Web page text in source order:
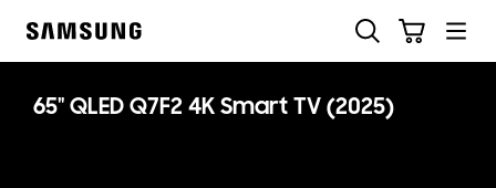
65" QLED Q7F2 4K Smart TV (2025)